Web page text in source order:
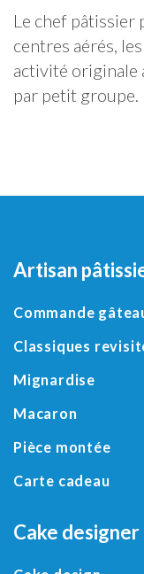
Le chef pâtissier
centres aérés,
activité originale
par petit groupe.
Artisan
Commande
Classiques
Mignardise
Macaron
Pièce montée
Carte cadeau
Cake designer